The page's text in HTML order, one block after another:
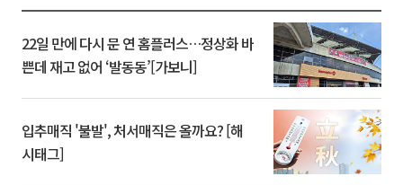
22일 만에 다시 문 연 홈플러스…정상화 바
쁜데 재고 없어 ‘발동동’[가보니]
입추매직 '불발', 처서매직은 올까요? [해
시태그]